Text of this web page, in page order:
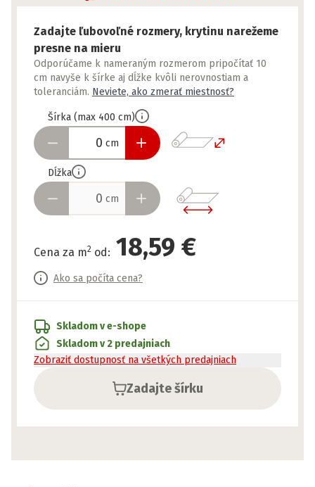
Zadajte ľubovoľné rozmery, krytinu narežeme
presne na mieru
Odporúčame k nameraným rozmerom pripočítať 10
cm navyše k šírke aj dĺžke kvôli nerovnostiam a
toleranciám. Neviete, ako zmerať miestnosť?
Šírka (max 400 cm)
cm
Dĺžka
cm
Cena za m2 od: 18,59 €
Ako sa počíta cena?
Zadajte šírku
Skladom v e-shope
Skladom v 2 predajniach
Zobraziť dostupnosť na všetkých predajniach